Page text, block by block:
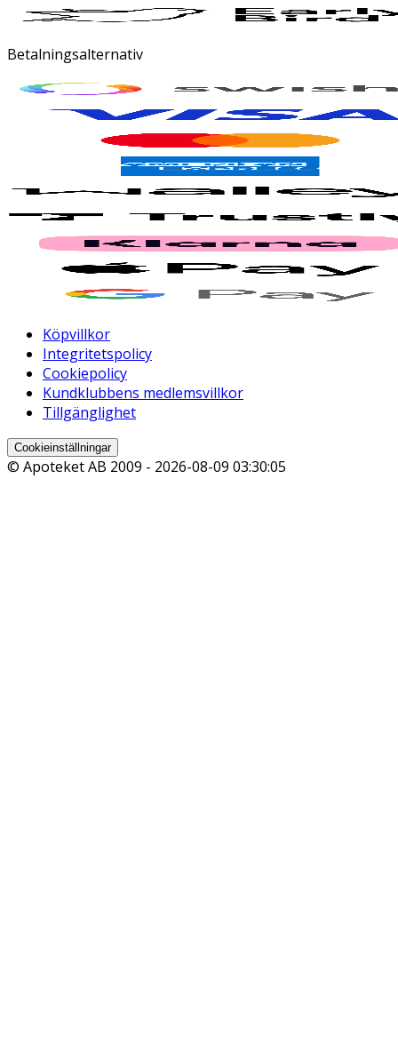
Betalningsalternativ
Köpvillkor
Integritetspolicy
Cookiepolicy
Kundklubbens medlemsvillkor
Tillgänglighet
Cookieinställningar
© Apoteket AB 2009 - 2026-08-09 03:30:05